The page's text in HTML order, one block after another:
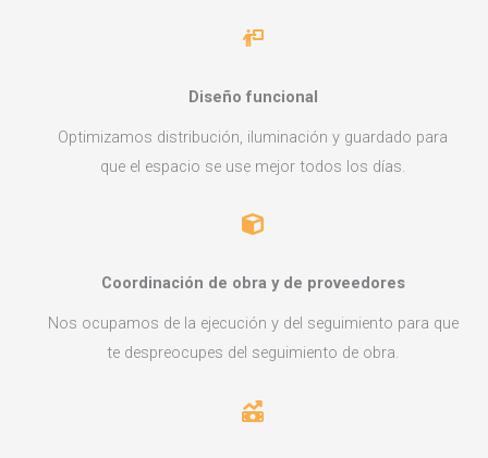
Diseño funcional
Optimizamos distribución, iluminación y guardado para
que el espacio se use mejor todos los días.
Coordinación de obra y de proveedores
Nos ocupamos de la ejecución y del seguimiento para que
te despreocupes del seguimiento de obra.